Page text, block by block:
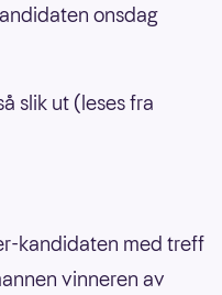
onsdag
slik ut (leses fra
kandidaten med treff
vinneren av